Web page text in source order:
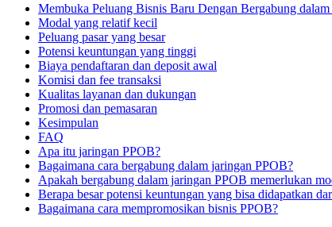
Membuka Peluang Bisnis Baru Dengan Bergabung
Modal yang relatif kecil
Peluang pasar yang besar
Potensi keuntungan yang tinggi
Biaya pendaftaran dan deposit awal
Komisi dan fee transaksi
Kualitas layanan dan dukungan
Promosi dan pemasaran
Kesimpulan
FAQ
Apa itu jaringan PPOB?
Bagaimana cara bergabung dalam jaringan PPOB?
Apakah bergabung dalam jaringan PPOB memerlukan
Berapa besar potensi keuntungan yang bisa didapatkan
Bagaimana cara mempromosikan bisnis PPOB?